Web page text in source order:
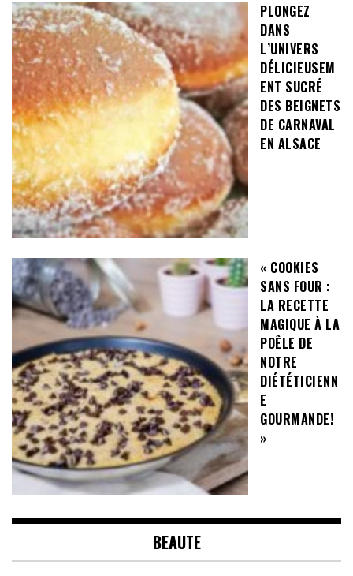
PLONGEZ
DANS
L’UNIVERS
DÉLICIEUSEM
ENT SUCRÉ
DES BEIGNETS
DE CARNAVAL
EN ALSACE
« COOKIES
SANS FOUR :
LA RECETTE
MAGIQUE À LA
POÊLE DE
NOTRE
DIÉTÉTICIENN
E
GOURMANDE!
»
BEAUTE